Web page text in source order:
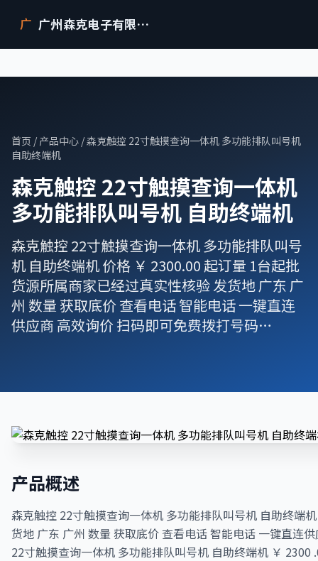
广 广州森克电子有限公司
首页 / 产品中心 / 森克触控 22寸触摸查询一体机 多功能排队叫号机
自助终端机
森克触控 22寸触摸查询一体机
多功能排队叫号机 自助终端机
森克触控 22寸触摸查询一体机 多功能排队叫号
机 自助终端机 价格 ￥ 2300.00 起订量 1台起批
货源所属商家已经过真实性核验 发货地 广东 广
州 数量 获取底价 查看电话 智能电话 一键直连
供应商 高效询价 扫码即可免费拨打号码…
产品概述
森克触控 22寸触摸查询一体机 多功能排队叫号机 自助终端
货地 广东 广州 数量 获取底价 查看电话 智能电话 一键直连
22寸触摸查询一体机 多功能排队叫号机 自助终端机 ￥